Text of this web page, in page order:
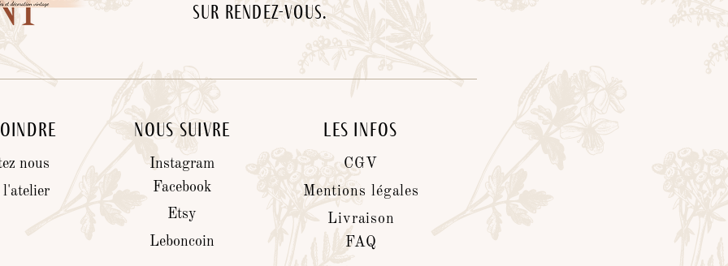
sur rendez-vous.
nous
l'atelier
Nous suivre
Instagram
Etsy
Leboncoin
Les infos
CGV
Mentions légales
Livraison
Facebook
FAQ